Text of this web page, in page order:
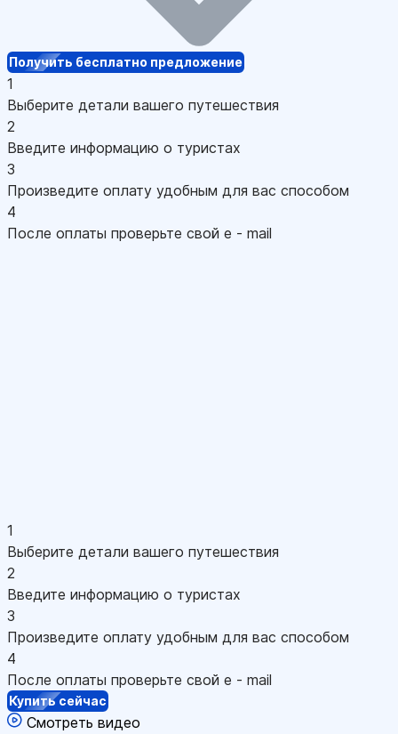
Получить бесплатно предложение
1
Выберите детали вашего путешествия
2
Введите информацию о туристах
3
Произведите оплату удобным для вас способом
4
После оплаты проверьте свой e - mail
1
Выберите детали вашего путешествия
2
Введите информацию о туристах
3
Произведите оплату удобным для вас способом
4
После оплаты проверьте свой e - mail
Купить сейчас
Смотреть видео